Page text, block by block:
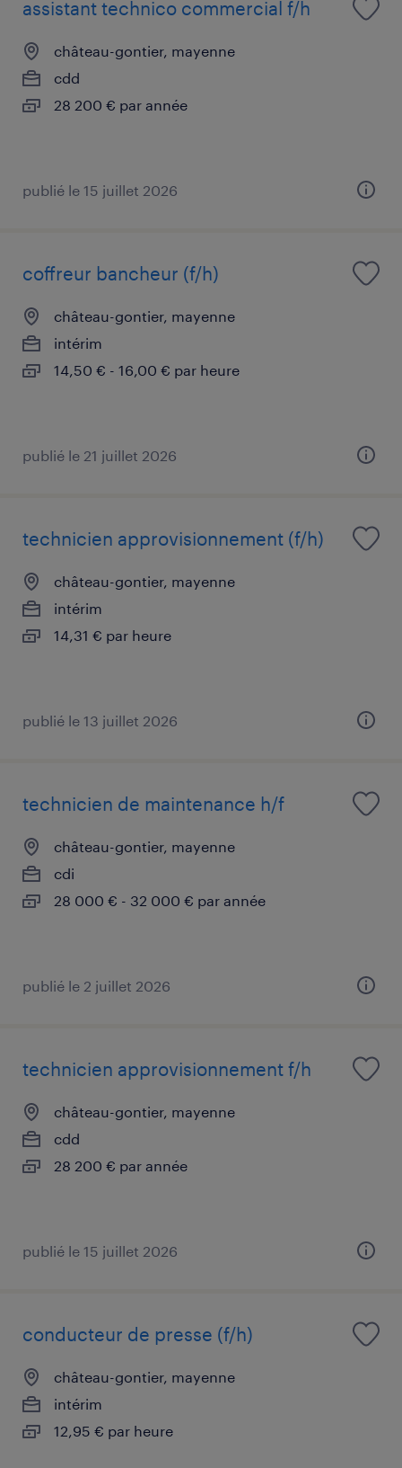
assistant technico commercial f/h
château-gontier, mayenne
cdd
28 200 € par année
publié le 15 juillet 2026
coffreur bancheur (f/h)
château-gontier, mayenne
intérim
14,50 € - 16,00 € par heure
publié le 21 juillet 2026
technicien approvisionnement (f/h)
château-gontier, mayenne
intérim
14,31 € par heure
publié le 13 juillet 2026
technicien de maintenance h/f
château-gontier, mayenne
cdi
28 000 € - 32 000 € par année
publié le 2 juillet 2026
technicien approvisionnement f/h
château-gontier, mayenne
cdd
28 200 € par année
publié le 15 juillet 2026
conducteur de presse (f/h)
château-gontier, mayenne
intérim
12,95 € par heure